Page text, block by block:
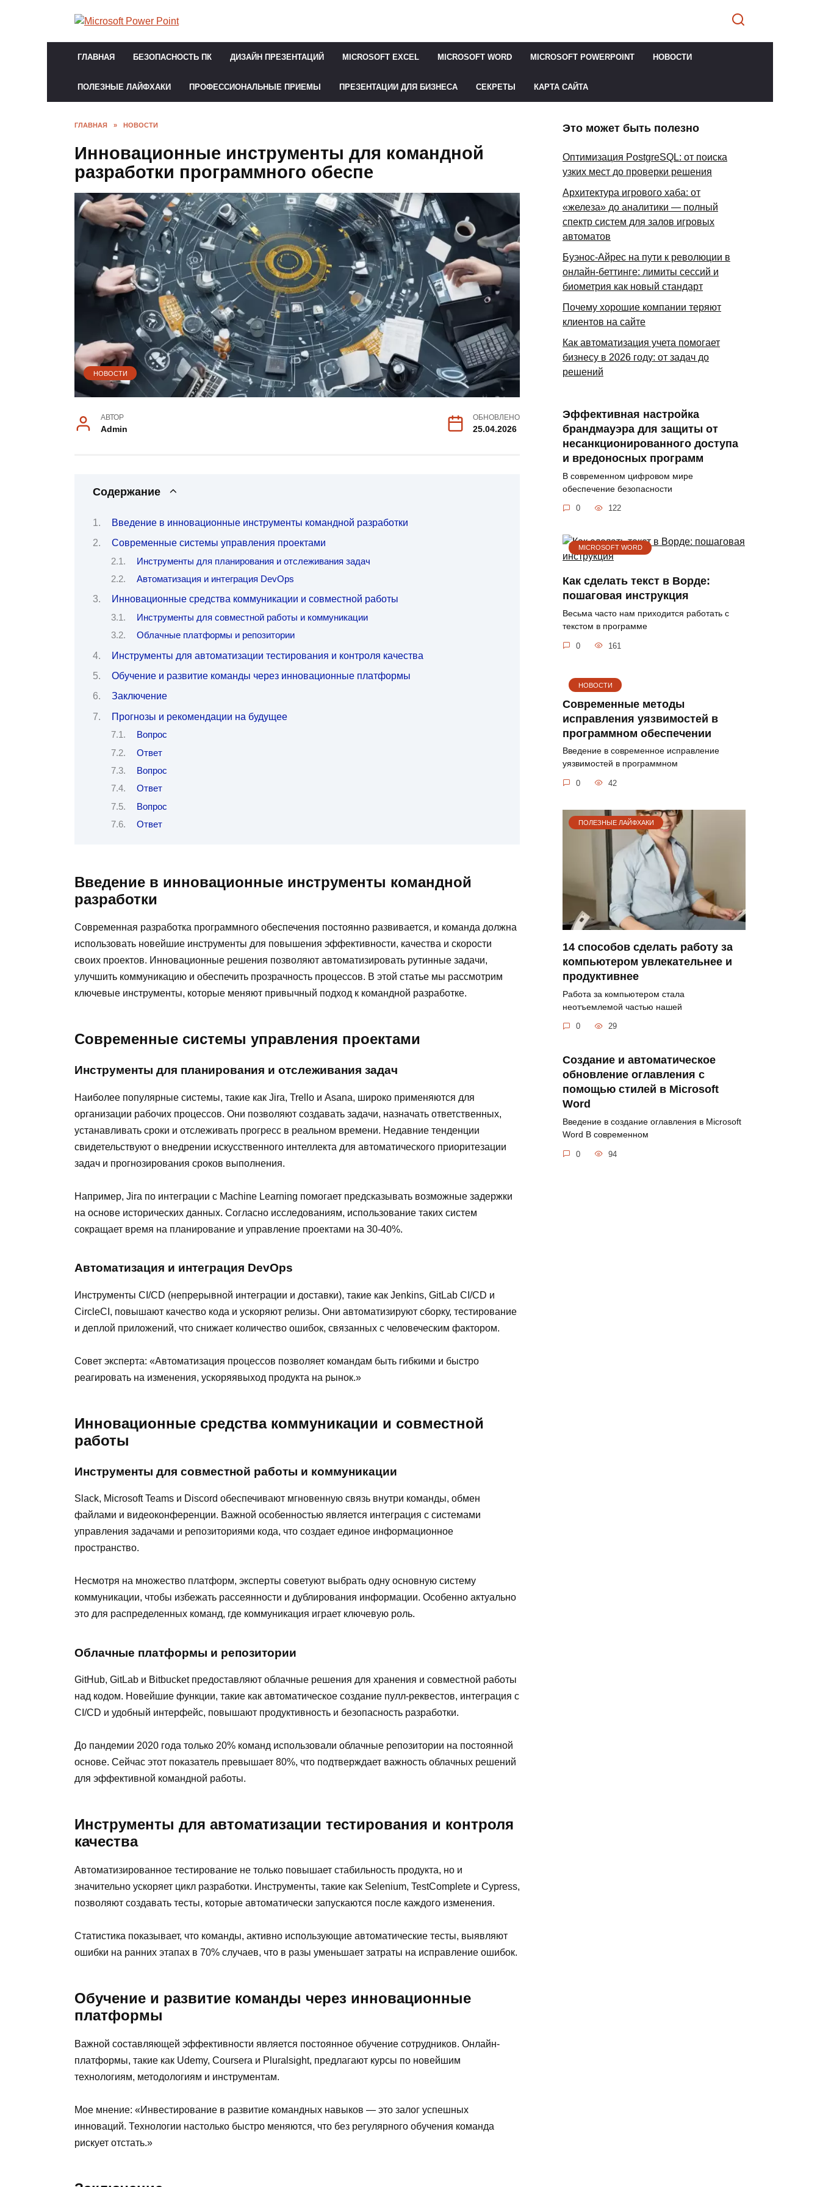
ГЛАВНАЯ БЕЗОПАСНОСТЬ ПК ДИЗАЙН ПРЕЗЕНТАЦИЙ MICROSOFT EXCEL MICROSOFT WORD MICROSOFT POWERPOINT НОВОСТИ
ПОЛЕЗНЫЕ ЛАЙФХАКИ ПРОФЕССИОНАЛЬНЫЕ ПРИЕМЫ ПРЕЗЕНТАЦИИ ДЛЯ БИЗНЕСА СЕКРЕТЫ КАРТА САЙТА
ГЛАВНАЯ » НОВОСТИ
Инновационные инструменты для командной
разработки программного обеспе
НОВОСТИ
АВТОР
Admin
ОБНОВЛЕНО
25.04.2026
Содержание
Введение в инновационные инструменты командной разработки
Современные системы управления проектами
Инструменты для планирования и отслеживания задач
Автоматизация и интеграция DevOps
Инновационные средства коммуникации и совместной работы
Инструменты для совместной работы и коммуникации
Облачные платформы и репозитории
Инструменты для автоматизации тестирования и контроля качества
Обучение и развитие команды через инновационные платформы
Заключение
Прогнозы и рекомендации на будущее
Вопрос
Ответ
Вопрос
Ответ
Вопрос
Ответ
Введение в инновационные инструменты командной
разработки
Современная разработка программного обеспечения постоянно развивается, и команда должна
использовать новейшие инструменты для повышения эффективности, качества и скорости
своих проектов. Инновационные решения позволяют автоматизировать рутинные задачи,
улучшить коммуникацию и обеспечить прозрачность процессов. В этой статье мы рассмотрим
ключевые инструменты, которые меняют привычный подход к командной разработке.
Современные системы управления проектами
Инструменты для планирования и отслеживания задач
Наиболее популярные системы, такие как Jira, Trello и Asana, широко применяются для
организации рабочих процессов. Они позволяют создавать задачи, назначать ответственных,
устанавливать сроки и отслеживать прогресс в реальном времени. Недавние тенденции
свидетельствуют о внедрении искусственного интеллекта для автоматического приоритезации
задач и прогнозирования сроков выполнения.
Например, Jira по интеграции с Machine Learning помогает предсказывать возможные задержки
на основе исторических данных. Согласно исследованиям, использование таких систем
сокращает время на планирование и управление проектами на 30-40%.
Автоматизация и интеграция DevOps
Инструменты CI/CD (непрерывной интеграции и доставки), такие как Jenkins, GitLab CI/CD и
CircleCI, повышают качество кода и ускоряют релизы. Они автоматизируют сборку, тестирование
и деплой приложений, что снижает количество ошибок, связанных с человеческим фактором.
Совет эксперта: «Автоматизация процессов позволяет командам быть гибкими и быстро
реагировать на изменения, ускоряявыход продукта на рынок.»
Инновационные средства коммуникации и совместной
работы
Инструменты для совместной работы и коммуникации
Slack, Microsoft Teams и Discord обеспечивают мгновенную связь внутри команды, обмен
файлами и видеоконференции. Важной особенностью является интеграция с системами
управления задачами и репозиториями кода, что создает единое информационное
пространство.
Несмотря на множество платформ, эксперты советуют выбрать одну основную систему
коммуникации, чтобы избежать рассеянности и дублирования информации. Особенно актуально
это для распределенных команд, где коммуникация играет ключевую роль.
Облачные платформы и репозитории
GitHub, GitLab и Bitbucket предоставляют облачные решения для хранения и совместной работы
над кодом. Новейшие функции, такие как автоматическое создание пулл-реквестов, интеграция с
CI/CD и удобный интерфейс, повышают продуктивность и безопасность разработки.
До пандемии 2020 года только 20% команд использовали облачные репозитории на постоянной
основе. Сейчас этот показатель превышает 80%, что подтверждает важность облачных решений
для эффективной командной работы.
Инструменты для автоматизации тестирования и контроля
качества
Автоматизированное тестирование не только повышает стабильность продукта, но и
значительно ускоряет цикл разработки. Инструменты, такие как Selenium, TestComplete и Cypress,
позволяют создавать тесты, которые автоматически запускаются после каждого изменения.
Статистика показывает, что команды, активно использующие автоматические тесты, выявляют
ошибки на ранних этапах в 70% случаев, что в разы уменьшает затраты на исправление ошибок.
Обучение и развитие команды через инновационные
платформы
Важной составляющей эффективности является постоянное обучение сотрудников. Онлайн-
платформы, такие как Udemy, Coursera и Pluralsight, предлагают курсы по новейшим
технологиям, методологиям и инструментам.
Мое мнение: «Инвестирование в развитие командных навыков — это залог успешных
инноваций. Технологии настолько быстро меняются, что без регулярного обучения команда
рискует отстать.»
Это может быть полезно
Оптимизация PostgreSQL: от поиска
узких мест до проверки решения
Архитектура игрового хаба: от
«железа» до аналитики — полный
спектр систем для залов игровых
автоматов
Буэнос-Айрес на пути к революции в
онлайн-беттинге: лимиты сессий и
биометрия как новый стандарт
Почему хорошие компании теряют
клиентов на сайте
Как автоматизация учета помогает
бизнесу в 2026 году: от задач до
решений
Эффективная настройка
брандмауэра для защиты от
несанкционированного доступа
и вредоносных программ
В современном цифровом мире
обеспечение безопасности
0 122
MICROSOFT WORD
Как сделать текст в Ворде:
пошаговая инструкция
Веcьма часто нам приходится работать с
текстом в программе
0 161
НОВОСТИ
Современные методы
исправления уязвимостей в
программном обеспечении
Введение в современное исправление
уязвимостей в программном
0 42
ПОЛЕЗНЫЕ ЛАЙФХАКИ
14 способов сделать работу за
компьютером увлекательнее и
продуктивнее
Работа за компьютером стала
неотъемлемой частью нашей
0 29
Создание и автоматическое
обновление оглавления с
помощью стилей в Microsoft
Word
Введение в создание оглавления в Microsoft
Word В современном
0 94